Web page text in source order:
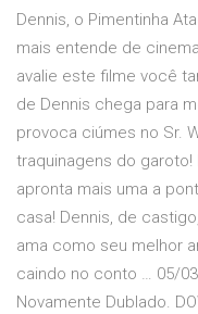
Dennis, o Pimentinha
mais entende de
avalie este filme você
de Dennis chega para
provoca ciúmes no Sr.
traquinagens do
apronta mais uma a
casa! Dennis, de
ama como seu melhor
caindo no conto … 05/
Novamente Dublado.